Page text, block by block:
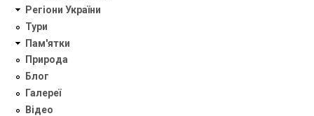
Регіони України
Тури
Пам'ятки
Природа
Блог
Галереї
Відео